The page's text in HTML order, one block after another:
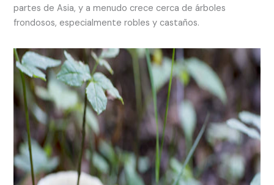
partes de Asia, y a menudo crece cerca de árboles
frondosos, especialmente robles y castaños.